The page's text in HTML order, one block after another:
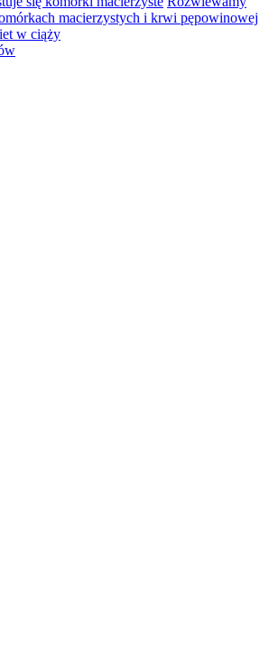
macierzystych i krwi pępowinowej
w ciąży